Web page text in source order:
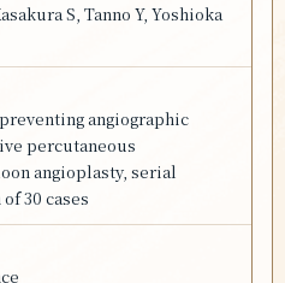
S, Tanno Y, Yoshioka
angiographic
percutaneous
angioplasty, serial
30 cases